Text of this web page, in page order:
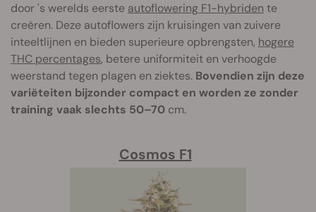
door 's werelds eerste autoflowering F1-hybriden te
creëren. Deze autoflowers zijn kruisingen van zuivere
inteeltlijnen en bieden superieure opbrengsten, hogere
THC percentages, betere uniformiteit en verhoogde
weerstand tegen plagen en ziektes. Bovendien zijn deze
variëteiten bijzonder compact en worden ze zonder
training vaak slechts 50–70 cm.
Cosmos F1